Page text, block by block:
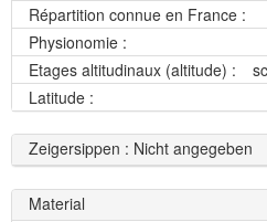
Répartition connue en France :
Physionomie :
Etages altitudinaux (altitude) :
Latitude :
Zeigersippen : Nicht angegeben
Material